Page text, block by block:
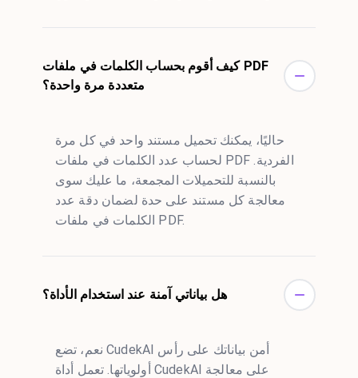
كيف أقوم بحساب الكلمات في ملفات PDF
متعددة مرة واحدة؟
حاليًا، يمكنك تحميل مستند واحد في كل مرة
لحساب عدد الكلمات في ملفات PDF الفردية.
بالنسبة للتحميلات المجمعة، ما عليك سوى
معالجة كل مستند على حدة لضمان دقة عدد
الكلمات في ملفات PDF.
هل بياناتي آمنة عند استخدام الأداة؟
نعم، تضع CudekAI أمن بياناتك على رأس
أولوياتها. تعمل أداة CudekAI على معالجة